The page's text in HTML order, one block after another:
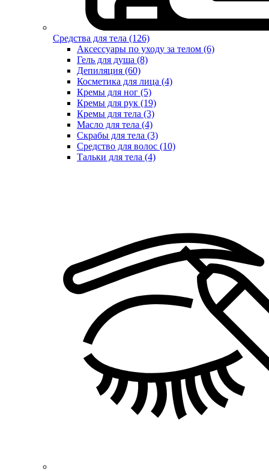
Средства для тела (126)
Аксессуары по уходу за телом (6)
Гель для душа (8)
Депиляция (60)
Косметика для лица (4)
Кремы для ног (5)
Кремы для рук (19)
Кремы для тела (3)
Масло для тела (4)
Скрабы для тела (3)
Средство для волос (10)
Тальки для тела (4)